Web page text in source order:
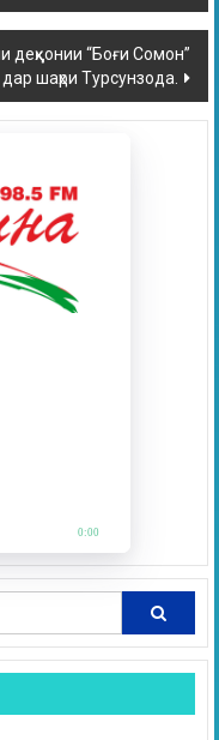
деҳқонии “Боғи Сомон”
дар шаҳри Турсунзода.
0:00